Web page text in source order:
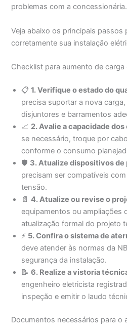
problemas com a concessionária.
Veja abaixo os principais passos
corretamente sua instalação
Checklist para aumento de carga
📋1. Verifique o estado do
precisa suportar a nova
disjuntores e barramentos
📈 2. Avalie a capacidade
se necessário, troque por
conforme o consumo
🛡️ 3. Atualize dispositivos de
precisam ser compatíveis
tensão.
📄4. Atualize ou revise o
equipamentos ou ampliações
atualização formal do projeto
⚡ 5. Confira o sistema de
deve atender às normas da
segurança da instalação.
📝6. Realize a vistoria
engenheiro eletricista
inspeção e emitir o laudo
Documentos necessários para o